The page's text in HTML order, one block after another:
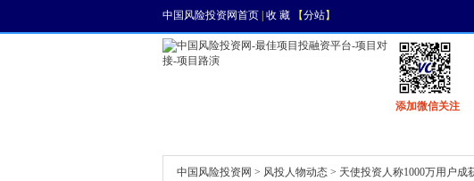
中国风险投资网首页 收 藏 【分站】
添加微信关注
中国风险投资网 > 风投人物动态 > 天使投资人称1000万用户成